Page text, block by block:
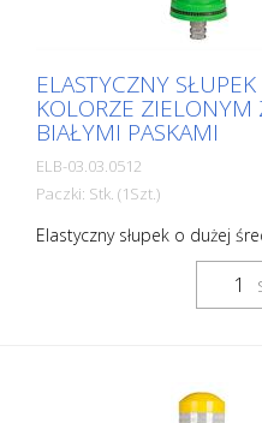
ELASTYCZNY
KOLORZE ZIELONYM
BIAŁYMI PASKAMI
ELB-03.03.0512
Paczki: Stk. (1Szt.)
Elastyczny słupek o dużej
mm do najróżniejszych
białymi foliami
elementami odblaskowymi
montażu w podłożu – PZ 1 –